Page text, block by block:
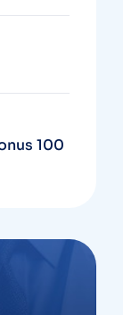
100